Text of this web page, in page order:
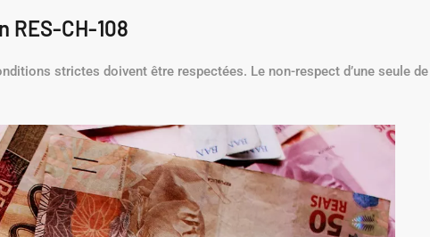
RES-CH-108
strictes doivent être respectées. Le non-respect d’une seule de